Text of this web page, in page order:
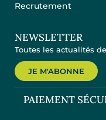
Recrutement
NEWSLETTER
Toutes les actualités
JE M'ABONNE
PAIEMENT